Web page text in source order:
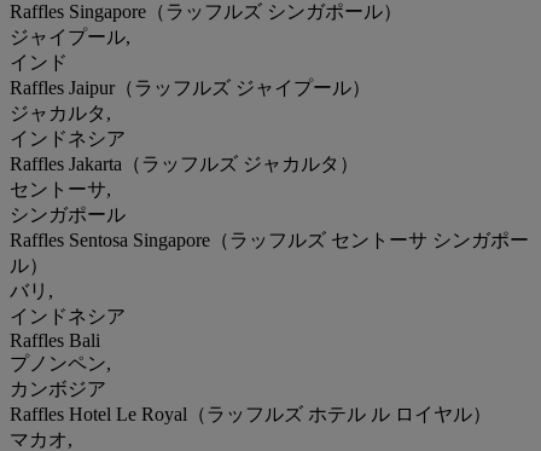
Raffles Singapore（ラッフルズ シンガポール）
ジャイプール,
インド
Raffles Jaipur（ラッフルズ ジャイプール）
ジャカルタ,
インドネシア
Raffles Jakarta（ラッフルズ ジャカルタ）
セントーサ,
シンガポール
Raffles Sentosa Singapore（ラッフルズ セントーサ シンガポー
ル）
バリ,
インドネシア
Raffles Bali
プノンペン,
カンボジア
Raffles Hotel Le Royal（ラッフルズ ホテル ル ロイヤル）
マカオ,